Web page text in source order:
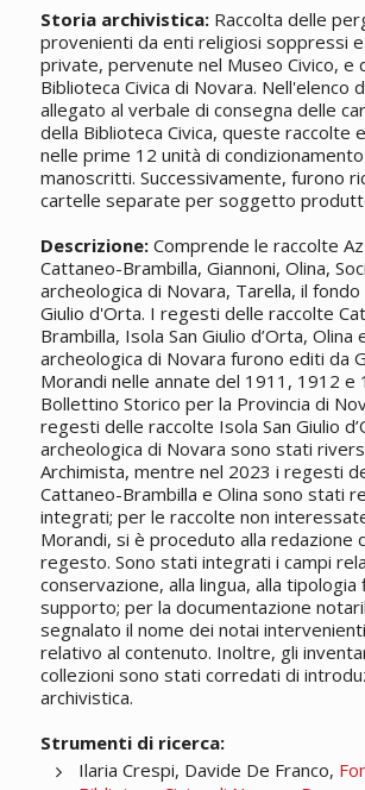
Storia archivistica:Raccolta delle
provenienti da enti religiosi soppressi
private, pervenute nel Museo Civico, e
Biblioteca Civica di Novara. Nell'elenco
allegato al verbale di consegna delle
della Biblioteca Civica, queste raccolte
nelle prime 12 unità di
manoscritti. Successivamente, furono
cartelle separate per soggetto
Descrizione:Comprende le raccolte
Cattaneo-Brambilla, Giannoni, Olina,
archeologica di Novara, Tarella, il fondo
Giulio d'Orta. I regesti delle raccolte
Brambilla, Isola San Giulio d’Orta, Olina
archeologica di Novara furono editi da
Morandi nelle annate del 1911, 1912 e
Bollettino Storico per la Provincia di
regesti delle raccolte Isola San Giulio
archeologica di Novara sono stati
Archimista, mentre nel 2023 i regesti
Cattaneo-Brambilla e Olina sono stati
integrati; per le raccolte non
Morandi, si è proceduto alla redazione
regesto. Sono stati integrati i campi
conservazione, alla lingua, alla tipologia
supporto; per la documentazione
segnalato il nome dei notai
relativo al contenuto. Inoltre, gli
collezioni sono stati corredati di
archivistica.
Strumenti di ricerca:
Ilaria Crespi, Davide De Franco,